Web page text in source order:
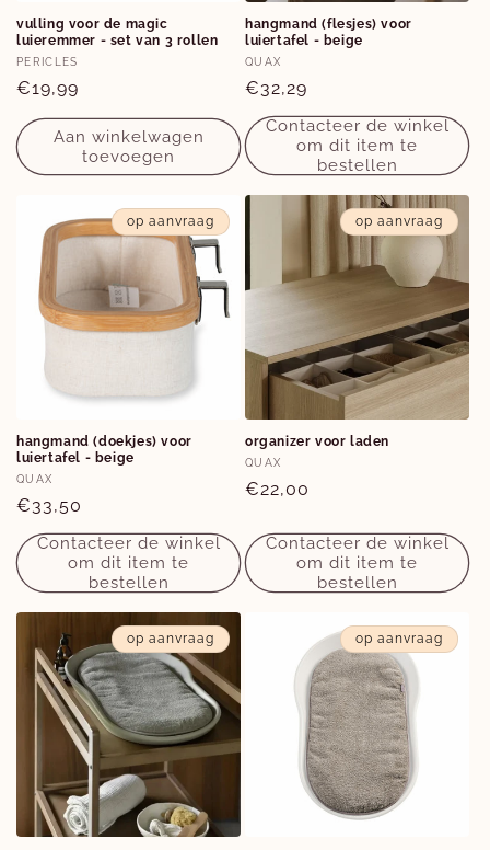
vulling voor de magic
luieremmer - set van 3 rollen
Verkoper:
PERICLES
Normale
prijs
€19,99
Aan winkelwagen
toevoegen
hangmand (flesjes) voor
luiertafel - beige
Verkoper:
QUAX
Normale
prijs
€32,29
Contacteer de winkel
om dit item te
bestellen
op aanvraag
hangmand (doekjes) voor
luiertafel - beige
Verkoper:
QUAX
Normale
prijs
€33,50
Contacteer de winkel
om dit item te
bestellen
op aanvraag
organizer voor laden
Verkoper:
QUAX
Normale
€22,00
Contacteer de winkel
om dit item te
bestellen
op aanvraag op aanvraag